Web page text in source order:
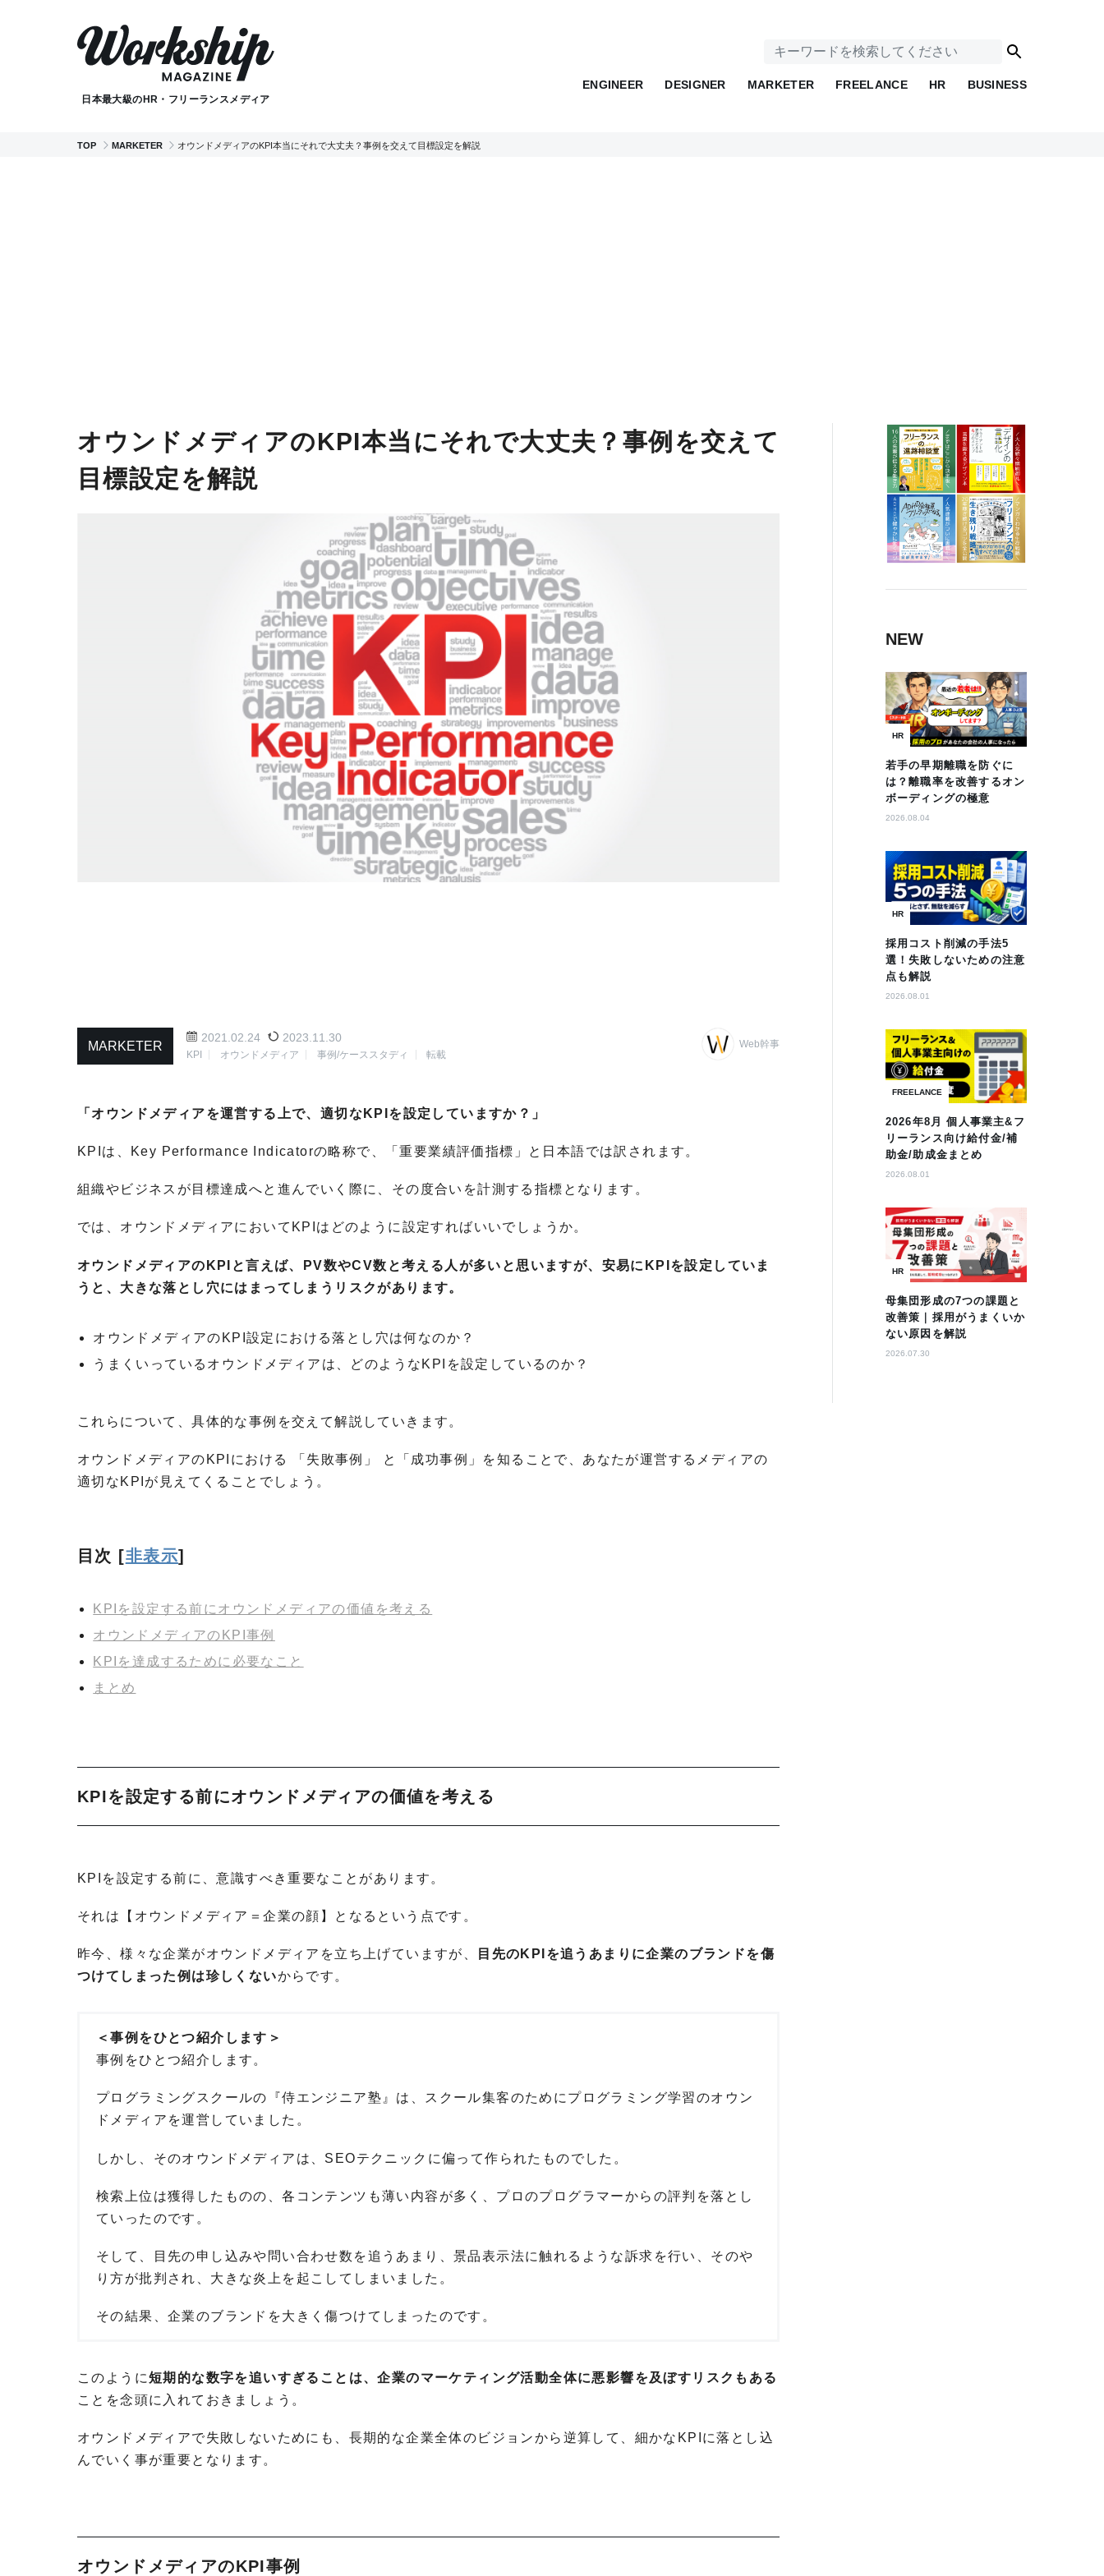
日本最大級のHR・フリーランスメディア
ENGINEER DESIGNER MARKETER FREELANCE HR BUSINESS
TOP MARKETER オウンドメディアのKPI本当にそれで大丈夫？事例を交えて目標設定を解説
オウンドメディアのKPI本当にそれで大丈夫？事例を交えて
目標設定を解説
MARKETER Web幹事
2021.02.24 2023.11.30
KPI オウンドメディア 事例/ケーススタディ 転載
「オウンドメディアを運営する上で、適切なKPIを設定していますか？」
KPIは、Key Performance Indicatorの略称で、「重要業績評価指標」と日本語では訳されます。
組織やビジネスが目標達成へと進んでいく際に、その度合いを計測する指標となります。
では、オウンドメディアにおいてKPIはどのように設定すればいいでしょうか。
オウンドメディアのKPIと言えば、PV数やCV数と考える人が多いと思いますが、安易にKPIを設定していま
うと、大きな落とし穴にはまってしまうリスクがあります。
オウンドメディアのKPI設定における落とし穴は何なのか？
うまくいっているオウンドメディアは、どのようなKPIを設定しているのか？
これらについて、具体的な事例を交えて解説していきます。
オウンドメディアのKPIにおける 「失敗事例」 と「成功事例」を知ることで、あなたが運営するメディアの
適切なKPIが見えてくることでしょう。
目次 [非表示]
KPIを設定する前にオウンドメディアの価値を考える
オウンドメディアのKPI事例
KPIを達成するために必要なこと
まとめ
KPIを設定する前にオウンドメディアの価値を考える
KPIを設定する前に、意識すべき重要なことがあります。
それは【オウンドメディア＝企業の顔】となるという点です。
昨今、様々な企業がオウンドメディアを立ち上げていますが、
目先のKPIを追うあまりに企業のブランドを傷
つけてしまった例は珍しくないからです。
＜事例をひとつ紹介します＞
事例をひとつ紹介します。
プログラミングスクールの『侍エンジニア塾』は、スクール集客のためにプログラミング学習のオウン
ドメディアを運営していました。
しかし、そのオウンドメディアは、SEOテクニックに偏って作られたものでした。
検索上位は獲得したものの、各コンテンツも薄い内容が多く、プロのプログラマーからの評判を落とし
ていったのです。
そして、目先の申し込みや問い合わせ数を追うあまり、景品表示法に触れるような訴求を行い、そのや
り方が批判され、大きな炎上を起こしてしまいました。
その結果、企業のブランドを大きく傷つけてしまったのです。
このように短期的な数字を追いすぎることは、企業のマーケティング活動全体に悪影響を及ぼすリスクもある
ことを念頭に入れておきましょう。
オウンドメディアで失敗しないためにも、長期的な企業全体のビジョンから逆算して、細かなKPIに落とし込
んでいく事が重要となります。
オウンドメディアのKPI事例
NEW
HR
若手の早期離職を防ぐに
は？離職率を改善するオン
ボーディングの極意
2026.08.04
HR
採用コスト削減の手法5
選！失敗しないための注意
点も解説
2026.08.01
FREELANCE
2026年8月 個人事業主&フ
リーランス向け給付金/補
助金/助成金まとめ
2026.08.01
HR
母集団形成の7つの課題と
改善策｜採用がうまくいか
ない原因を解説
2026.07.30